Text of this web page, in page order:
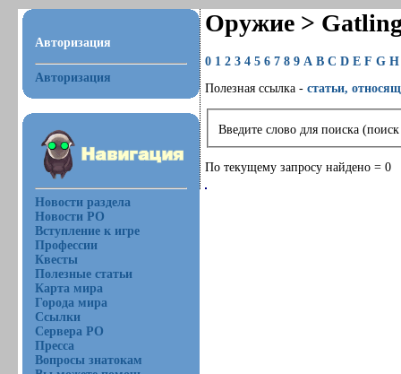
Авторизация
Авторизация
Новости раздела
Новости РО
Вступление к игре
Профессии
Квесты
Полезные статьи
Карта мира
Города мира
Ссылки
Сервера РО
Пресса
Вопросы знатокам
Оружие >
0 1 2 3 4 5 6 7 8 9 A B C D E F G H
Полезная ссылка -статьи,
Введите слово для поиска
По текущему запросу найдено = 0